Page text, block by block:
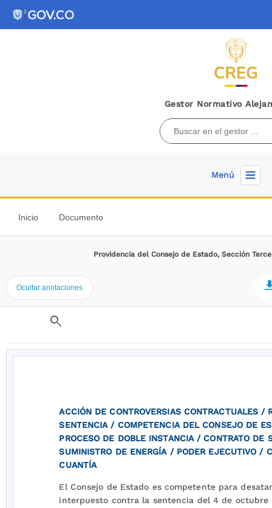
Gestor Normativo
Menú
Inicio Documento
Providencia del Consejo de Estado, Sección
Ocultar anotaciones
search
ACCIÓN DE CONTROVERSIAS CONTRACTUALES /
SENTENCIA / COMPETENCIA DEL CONSEJO DE
PROCESO DE DOBLE INSTANCIA / CONTRATO DE
SUMINISTRO DE ENERGÍA / PODER EJECUTIVO /
CUANTÍA
El Consejo de Estado es competente para
interpuesto contra la sentencia del 4 de octubre